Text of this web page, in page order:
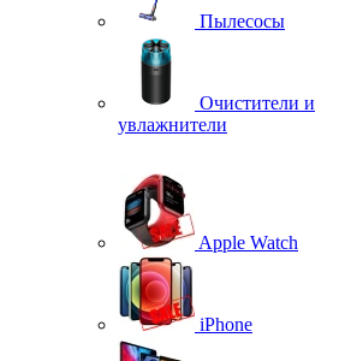
Пылесосы
Очистители и
увлажнители
Apple Watch
iPhone